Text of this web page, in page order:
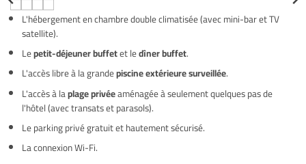
L'hébergement en chambre double climatisée (avec mini-bar et TV
satellite).
Lepetit-déjeuner buffetet ledîner buffet.
L'accès libre à la grandepiscine extérieure surveillée.
L'accès à laplage privéeaménagée à seulement quelques pas de
l'hôtel (avec transats et parasols).
Le parking privé gratuit et hautement sécurisé.
La connexion Wi-Fi.